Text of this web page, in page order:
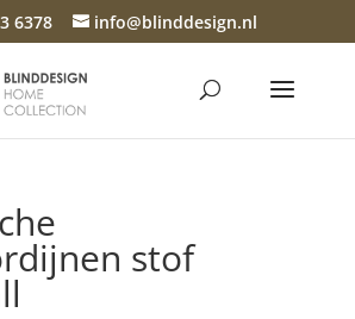
6378 info@blinddesign.nl
stof